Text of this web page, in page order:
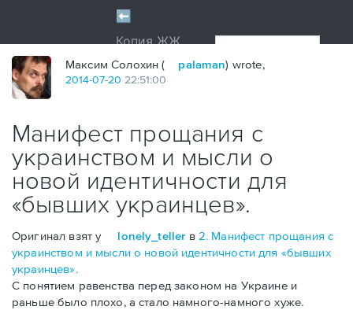
Максим Солохин ( palaman) wrote,
2014-07-20 22:51:00
Манифест прощания с
украинством и мысли о
новой идентичности для
«бывших украинцев».
Оригинал взят у lonely_teller в 2. Манифест прощания с
украинством и мысли о новой идентичности для «бывших
украинцев».
С понятием равенства перед законом на Украине и
раньше было плохо, а стало намного-намного хуже.